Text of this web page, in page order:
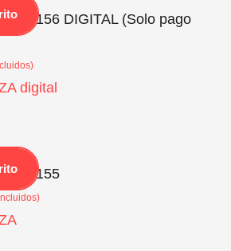
Nº156 DIGITAL (Solo pago
digital
Nº155